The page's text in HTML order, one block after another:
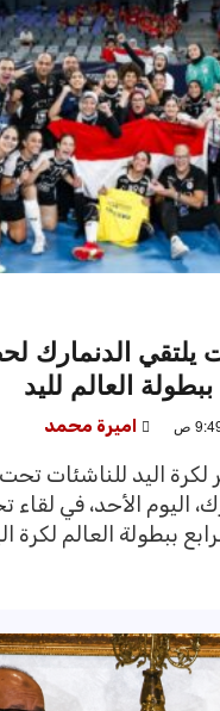
يلتقي الدنمارك
العالم لليد
اميرة محمد
اليوم الأحد، في لقاء
ببطولة العالم لكرة